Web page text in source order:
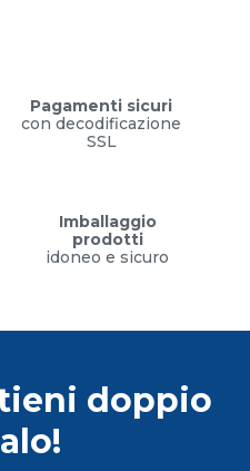
Pagamenti sicuri
con decodificazione
SSL
Imballaggio
prodotti
idoneo e sicuro
doppio